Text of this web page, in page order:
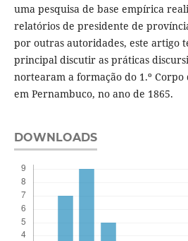
uma pesquisa de base empírica
relatórios de presidente de
por outras autoridades, este artigo
principal discutir as práticas
nortearam a formação do 1.º
em Pernambuco, no ano de 1865.
DOWNLOADS